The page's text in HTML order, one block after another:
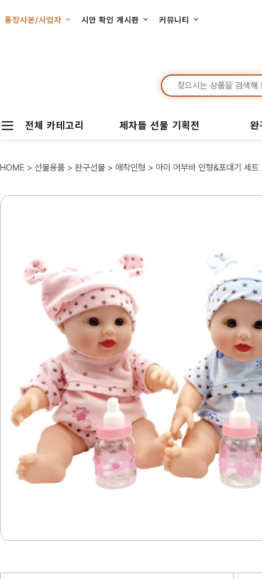
통장사본/사업자 시안 확인 게시판 커뮤니티
전체 카테고리 제자들 선물 기획전
HOME > 선물용품 > 완구선물 > 애착인형 > 아미 어부바 인형&포대기 세